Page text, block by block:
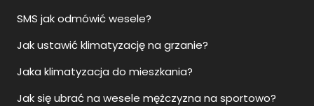
SMS jak odmówić wesele?
Jak ustawić klimatyzację na grzanie?
Jaka klimatyzacja do mieszkania?
Jak się ubrać na wesele mężczyzna na sportowo?